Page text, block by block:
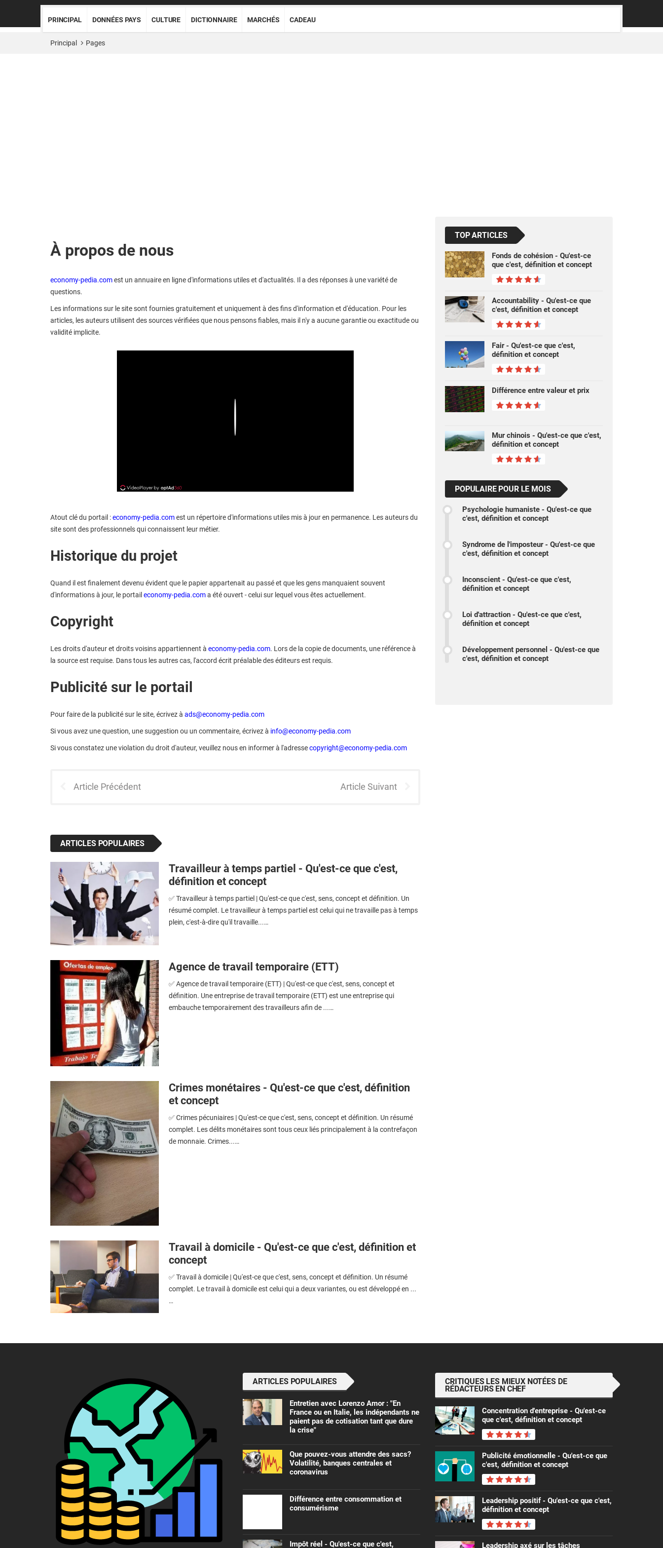
PRINCIPAL DONNÉES PAYS CULTURE DICTIONNAIRE MARCHÉS CADEAU
Principal Pages
À propos de nous
economy-pedia.comest un annuaire en ligne d'informations utiles et d'actualités. Il a des réponses à une variété de
questions.
Les informations sur le site sont fournies gratuitement et uniquement à des fins d'information et d'éducation. Pour les
articles, les auteurs utilisent des sources vérifiées que nous pensons fiables, mais il n'y a aucune garantie ou exactitude ou
validité implicite.
Atout clé du portail :economy-pedia.comest un répertoire d'informations utiles mis à jour en permanence. Les auteurs du
site sont des professionnels qui connaissent leur métier.
Historique du projet
Quand il est finalement devenu évident que le papier appartenait au passé et que les gens manquaient souvent
d'informations à jour, le portail economy-pedia.coma été ouvert - celui sur lequel vous êtes actuellement.
Copyright
Les droits d'auteur et droits voisins appartiennent à economy-pedia.com. Lors de la copie de documents, une référence à
la source est requise. Dans tous les autres cas, l'accord écrit préalable des éditeurs est requis.
Publicité sur le portail
Pour faire de la publicité sur le site, écrivez à ads@economy-pedia.com
Si vous avez une question, une suggestion ou un commentaire, écrivez à info@economy-pedia.com
Si vous constatez une violation du droit d'auteur, veuillez nous en informer à l'adressecopyright@economy-pedia.com
Article Précédent Article Suivant
ARTICLES POPULAIRES
Travailleur à temps partiel - Qu'est-ce que c'est,
définition et concept
✅ Travailleur à temps partiel | Qu'est-ce que c'est, sens, concept et définition. Un
résumé complet. Le travailleur à temps partiel est celui qui ne travaille pas à temps
plein, c'est-à-dire qu'il travaille...…
Agence de travail temporaire (ETT)
✅ Agence de travail temporaire (ETT) | Qu'est-ce que c'est, sens, concept et
définition. Une entreprise de travail temporaire (ETT) est une entreprise qui
embauche temporairement des travailleurs afin de ...…
Crimes monétaires - Qu'est-ce que c'est, définition
et concept
✅ Crimes pécuniaires | Qu'est-ce que c'est, sens, concept et définition. Un résumé
complet. Les délits monétaires sont tous ceux liés principalement à la contrefaçon
de monnaie. Crimes...…
Travail à domicile - Qu'est-ce que c'est, définition et
concept
✅ Travail à domicile | Qu'est-ce que c'est, sens, concept et définition. Un résumé
complet. Le travail à domicile est celui qui a deux variantes, ou est développé en ...
…
TOP ARTICLES
Fonds de cohésion - Qu'est-ce
que c'est, définition et concept
Accountability - Qu'est-ce que
c'est, définition et concept
Fair - Qu'est-ce que c'est,
définition et concept
Différence entre valeur et prix
Mur chinois - Qu'est-ce que c'est,
définition et concept
POPULAIRE POUR LE MOIS
Psychologie humaniste - Qu'est-ce que
c'est, définition et concept
Syndrome de l'imposteur - Qu'est-ce que
c'est, définition et concept
Inconscient - Qu'est-ce que c'est,
définition et concept
Loi d'attraction - Qu'est-ce que c'est,
définition et concept
Développement personnel - Qu'est-ce que
c'est, définition et concept
ARTICLES POPULAIRES
Entretien avec Lorenzo Amor : "En
France ou en Italie, les indépendants ne
paient pas de cotisation tant que dure
la crise"
Que pouvez-vous attendre des sacs?
Volatilité, banques centrales et
coronavirus
Différence entre consommation et
consumérisme
Impôt réel - Qu'est-ce que c'est,
CRITIQUES LES MIEUX NOTÉES DE
RÉDACTEURS EN CHEF
Concentration d'entreprise - Qu'est-ce
que c'est, définition et concept
Publicité émotionnelle - Qu'est-ce que
c'est, définition et concept
Leadership positif - Qu'est-ce que c'est,
définition et concept
Leadership axé sur les tâches